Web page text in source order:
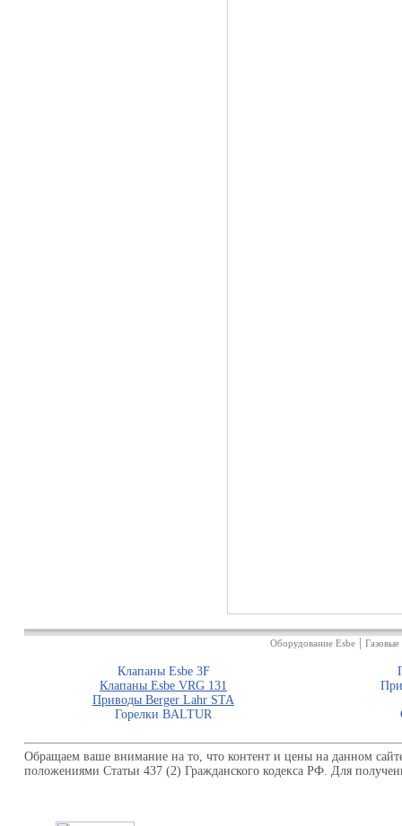
Оборудование Esbe
Клапаны Esbe 3F
Клапаны Esbe VRG 131
Приводы Berger Lahr STA
Горелки BALTUR
Обращаем ваше внимание на то, что контент и цены на данном
положениями Статьи 437 (2) Гражданского кодекса РФ. Для